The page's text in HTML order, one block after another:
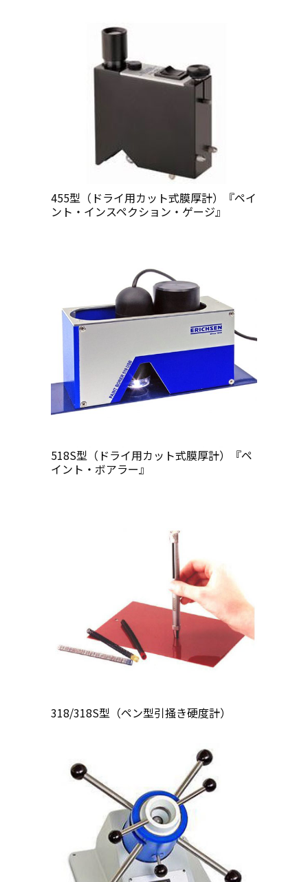
455型（ドライ用カット式膜厚計）『ペイ
ント・インスペクション・ゲージ』
518S型（ドライ用カット式膜厚計）『ペ
イント・ボアラー』
318/318S型（ペン型引掻き硬度計）